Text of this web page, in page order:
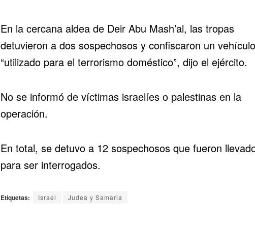
En la cercana aldea de Deir Abu Mash’al, las tropas
detuvieron a dos sospechosos y confiscaron un vehículo
“utilizado para el terrorismo doméstico”, dijo el ejército.
No se informó de víctimas israelíes o palestinas en la
operación.
En total, se detuvo a 12 sospechosos que fueron
para ser interrogados.
Etiquetas: Israel Judea y Samaria